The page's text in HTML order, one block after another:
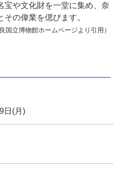
宝や文化財を一堂に集め、奈
の偉業を偲びます。
良国立博物館ホームページより引用）
日(月)